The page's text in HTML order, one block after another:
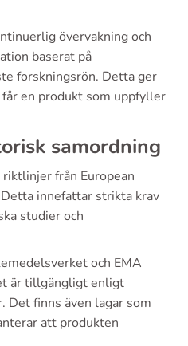
övervakning och
baserat på
forskningsrön. Detta ger
en produkt som uppfyller
samordning
från European
innefattar strikta krav
studier och
och EMA
är tillgängligt enligt
Det finns även lagar som
att produkten